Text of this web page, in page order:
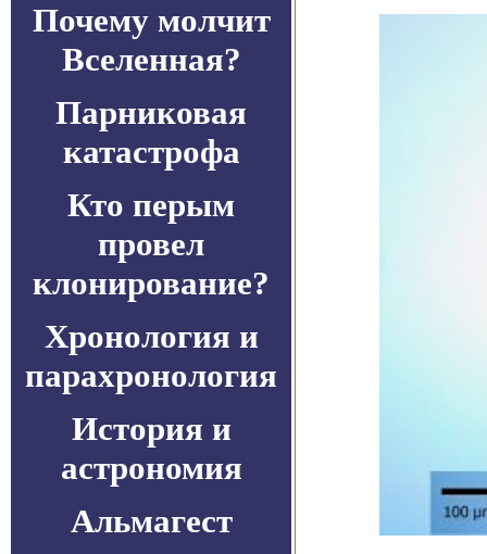
Почему молчит
Вселенная?
Парниковая
катастрофа
Кто перым
провел
клонирование?
Хронология и
парахронология
История и
астрономия
Альмагест